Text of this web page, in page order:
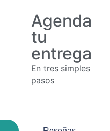
Agenda
tu
entrega
En tres simples
pasos